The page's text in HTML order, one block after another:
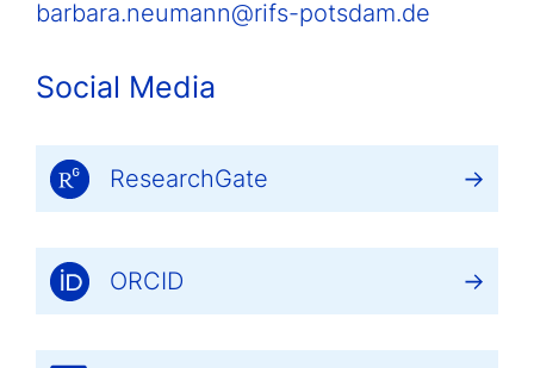
barbara.neumann@rifs-potsdam.de
Social Media
ResearchGate
ORCID